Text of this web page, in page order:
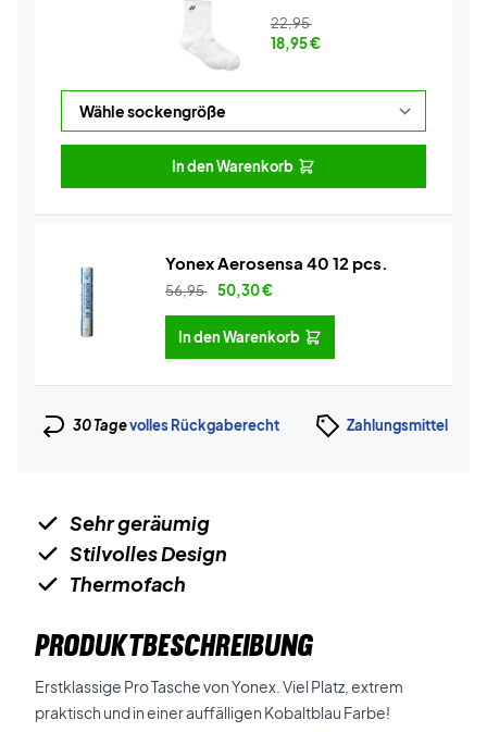
22,95
18,95€
In den Warenkorb
Yonex Aerosensa 40 12 pcs.
56,95 50,30€
In den Warenkorb
30 Tagevolles Rückgaberecht Zahlungsmittel
Sehr geräumig
Stilvolles Design
Thermofach
PRODUKTBESCHREIBUNG
Erstklassige Pro Tasche von Yonex. Viel Platz, extrem
praktisch und in einer auffälligen Kobaltblau Farbe!